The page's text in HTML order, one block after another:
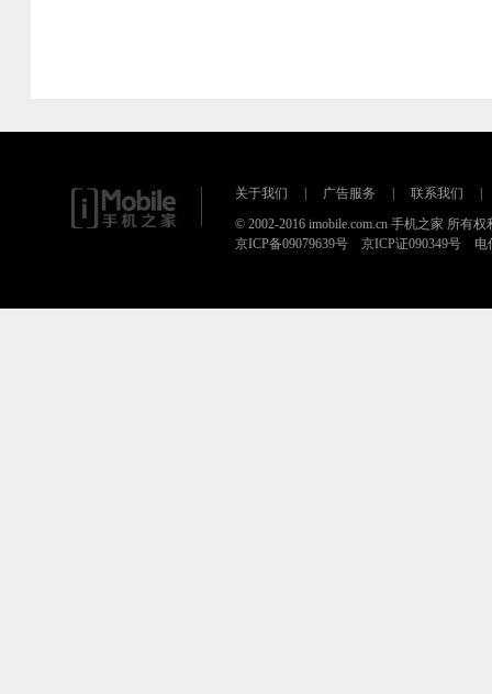
关于我们 广告服务 联系我们
© 2002-2016 imobile.com.cn 手机之家 所有权
京ICP备09079639号 京ICP证090349号 电